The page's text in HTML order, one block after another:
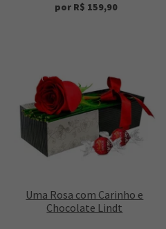
por R$ 159,90
Uma Rosa com Carinho e
Chocolate Lindt